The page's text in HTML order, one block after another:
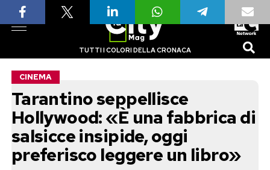
TUTTI I COLORI DELLA CRONACA
CINEMA
Tarantino seppellisce
Hollywood: «È una fabbrica di
salsicce insipide, oggi
preferisco leggere un libro»